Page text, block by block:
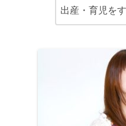
出産・育児を